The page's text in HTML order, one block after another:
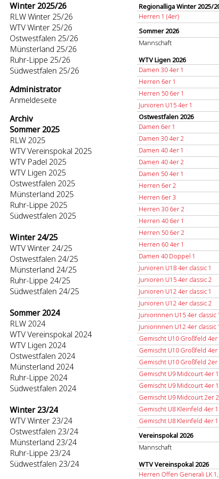
Winter 2025/26
RLW Winter 25/26
WTV Winter 25/26
Ostwestfalen 25/26
Münsterland 25/26
Ruhr-Lippe 25/26
Südwestfalen 25/26
Administrator
Anmeldeseite
Archiv
Sommer 2025
RLW 2025
WTV Vereinspokal 2025
WTV Padel 2025
WTV Ligen 2025
Ostwestfalen 2025
Münsterland 2025
Ruhr-Lippe 2025
Südwestfalen 2025
Winter 24/25
WTV Winter 24/25
Ostwestfalen 24/25
Münsterland 24/25
Ruhr-Lippe 24/25
Südwestfalen 24/25
Sommer 2024
RLW 2024
WTV Vereinspokal 2024
WTV Ligen 2024
Ostwestfalen 2024
Münsterland 2024
Ruhr-Lippe 2024
Südwestfalen 2024
Winter 23/24
WTV Winter 23/24
Ostwestfalen 23/24
Münsterland 23/24
Ruhr-Lippe 23/24
Südwestfalen 23/24
Regionalliga Winter 2025/
Herren 1 (4er)
Sommer 2026
Mannschaft
WTV Ligen 2026
Damen 30 4er 1
Herren 6er 1
Herren 50 6er 1
Junioren U15 4er 1
Ostwestfalen 2026
Damen 6er 1
Damen 30 4er 2
Damen 40 4er 1
Damen 40 4er 2
Damen 50 4er 1
Herren 6er 2
Herren 6er 3
Herren 30 6er 2
Herren 40 6er 1
Herren 50 6er 2
Herren 60 4er 1
Damen 40 Doppel 1
Junioren U18 4er classic 1
Junioren U15 4er classic 2
Junioren U12 4er classic 1
Junioren U12 4er classic 2
Juniorinnen U15 4er classic
Juniorinnen U12 4er classic
Gemischt U10 Großfeld 4er
Gemischt U10 Großfeld 4er
Gemischt U10 Großfeld 2er
Gemischt U9 Midcourt 4er 1
Gemischt U9 Midcourt 4er 1
Gemischt U9 Midcourt 2er 2
Gemischt U8 Kleinfeld 4er 1
Gemischt U8 Kleinfeld 4er 1
Vereinspokal 2026
Mannschaft
WTV Vereinspokal 2026
Herren Offen Generali LK